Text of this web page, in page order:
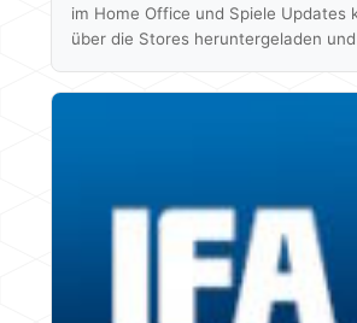
im Home Office und Spiele
über die Stores heruntergeladen